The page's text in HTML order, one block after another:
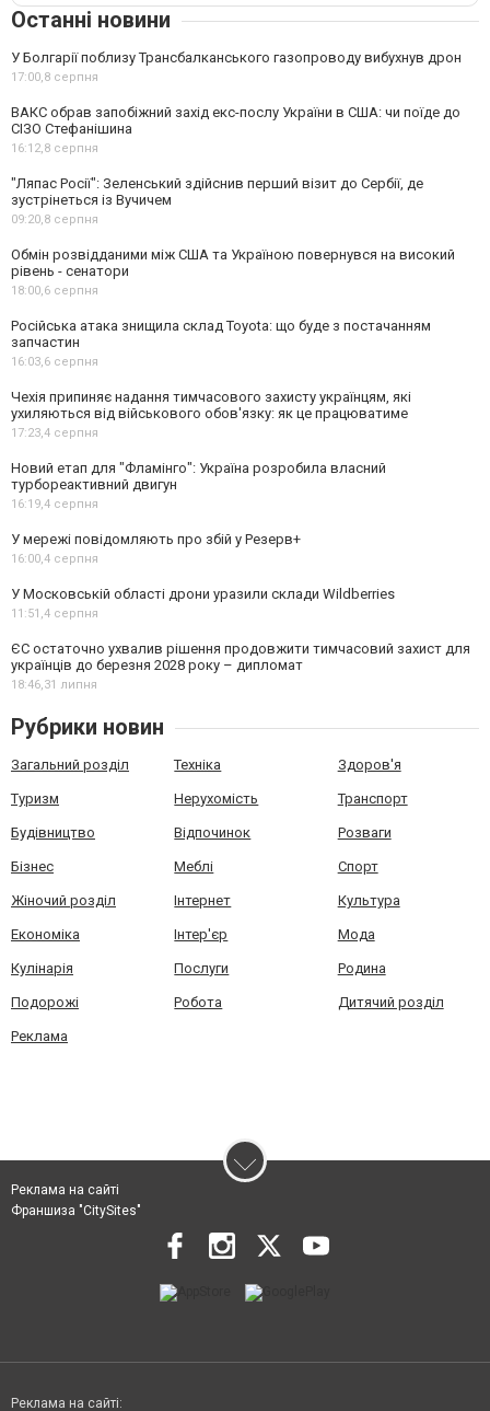
Останні новини
У Болгарії поблизу Трансбалканського газопроводу вибухнув дрон
17:00,8 серпня
ВАКС обрав запобіжний захід екс-послу України в США: чи поїде до
СІЗО Стефанішина
16:12,8 серпня
"Ляпас Росії": Зеленський здійснив перший візит до Сербії, де
зустрінеться із Вучичем
09:20,8 серпня
Обмін розвідданими між США та Україною повернувся на високий
рівень - сенатори
18:00,6 серпня
Російська атака знищила склад Toyota: що буде з постачанням
запчастин
16:03,6 серпня
Чехія припиняє надання тимчасового захисту українцям, які
ухиляються від військового обов'язку: як це працюватиме
17:23,4 серпня
Новий етап для "Фламінго": Україна розробила власний
турбореактивний двигун
16:19,4 серпня
У мережі повідомляють про збій у Резерв+
16:00,4 серпня
У Московській області дрони уразили склади Wildberries
11:51,4 серпня
ЄС остаточно ухвалив рішення продовжити тимчасовий захист для
українців до березня 2028 року – дипломат
18:46,31 липня
Рубрики новин
Загальний розділ Техніка Здоров'я
Туризм Нерухомість Транспорт
Будівництво Відпочинок Розваги
Бізнес Меблі Спорт
Жіночий розділ Інтернет Культура
Економіка Інтер'єр Мода
Кулінарія Послуги Родина
Подорожі Робота Дитячий розділ
Реклама
Реклама на сайті
Франшиза "CitySites"
Реклама на сайті: